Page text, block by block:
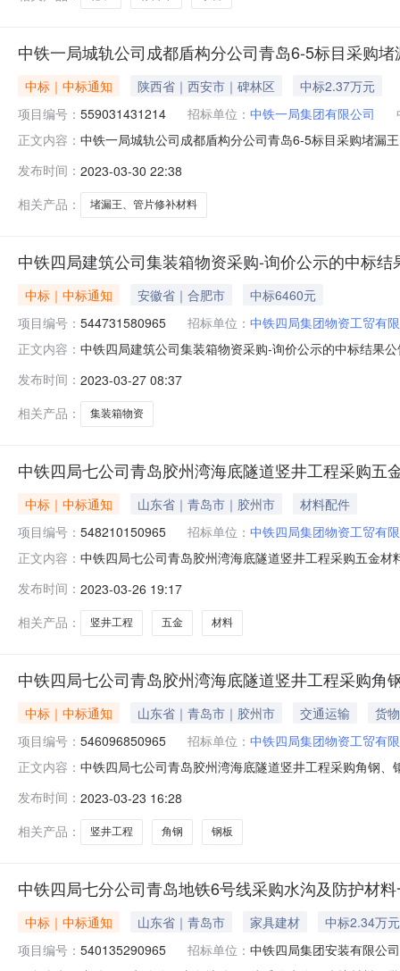
中铁一局城轨公司成都盾构分公司青岛6-5标目采购
中标｜中标通知 陕西省｜西安市｜碑林区
中标2.37万元
项目编号： 559031431214 招标单位： 中铁一局集团有限公司
正文内容： 中铁一局城轨公司成都盾构分公司青岛6-5标目采购堵漏
升腾建材五金经销处（中标总金额：￥23750）中标理由
发布时间： 2023-03-30 22:38
相关产品：
堵漏王、管片修补材料
中铁四局建筑公司集装箱物资采购-询价公示的中标结
中标｜中标通知 安徽省｜合肥市
中标6460元
项目编号： 544731580965 招标单位： 中铁四局集团物资工贸有
正文内容： 中铁四局建筑公司集装箱物资采购-询价公示的中标结果
发布时间： 2023-03-27 08:37
相关产品：
集装箱物资
中铁四局七公司青岛胶州湾海底隧道竖井工程采购五
中标｜中标通知 山东省｜青岛市｜胶州市
材料配件
项目编号： 548210150965 招标单位： 中铁四局集团物资工贸有
正文内容： 中铁四局七公司青岛胶州湾海底隧道竖井工程采购五金
金经销处中标理由：价格合理，满足现场要求
发布时间： 2023-03-26 19:17
相关产品：
竖井工程 五金 材料
中铁四局七公司青岛胶州湾海底隧道竖井工程采购角
中标｜中标通知 山东省｜青岛市｜胶州市 交通运输
货物
项目编号： 546096850965 招标单位： 中铁四局集团物资工贸有
正文内容： 中铁四局七公司青岛胶州湾海底隧道竖井工程采购角钢
材五金经销处中标理由：价格合理，满足现场需求。
发布时间： 2023-03-23 16:28
相关产品：
竖井工程 角钢 钢板
中铁四局七分公司青岛地铁6号线采购水沟及防护材
中标｜中标通知 山东省｜青岛市 家具建材
中标2.34万元
项目编号： 540135290965 招标单位： 中铁四局集团安装有限公司